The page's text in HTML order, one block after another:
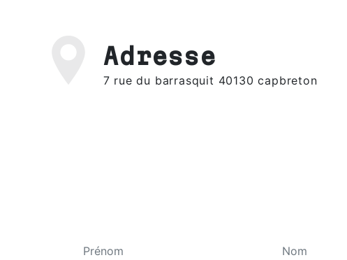
Adresse
7 rue du barrasquit 40130 capbreton